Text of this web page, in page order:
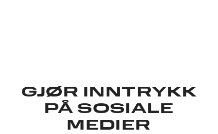
GJØR INNTRYKK
PÅ SOSIALE
MEDIER